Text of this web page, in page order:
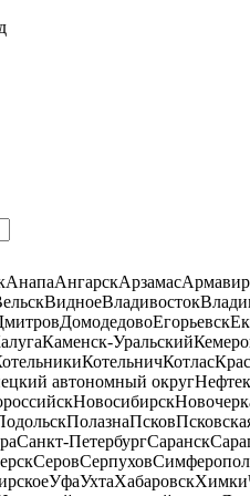
АнапаАнгарскАрзамасАрмавир
ВидноеВладивосток
ДомодедовоЕгорьевск
Каменск-Уральский
КотельничКотлас
автономный округ
Новосибирск
ПолазнаПсков
Санкт-ПетербургСаранск
СеровСерпухов
УфаУхтаХабаровскХимки